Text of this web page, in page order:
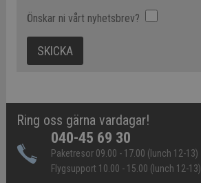
Önskar ni vårt nyhetsbrev?
Ring oss gärna vardagar!
040-45 69 30
Paketresor 09.00 - 17.00 (lunch 12-13)
Flygsupport 10.00 - 15.00 (lunch 12-13)